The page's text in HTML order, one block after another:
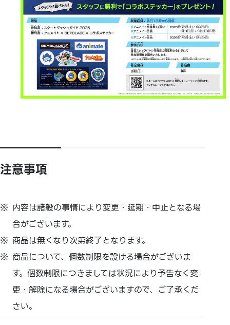
注意事項
内容は諸般の事情により変更・延期・中止となる場
合がございます。
商品は無くなり次第終了となります。
商品について、個数制限を設ける場合がございま
す。個数制限につきましては状況により予告なく変
更・解除になる場合がございますので、ご了承くだ
さい。